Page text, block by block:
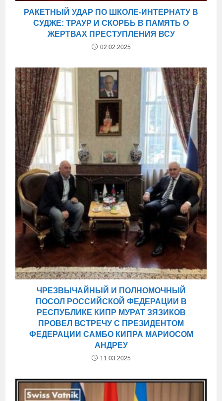
РАКЕТНЫЙ УДАР ПО ШКОЛЕ-ИНТЕРНАТУ В
СУДЖЕ: ТРАУР И СКОРБЬ В ПАМЯТЬ О
ЖЕРТВАХ ПРЕСТУПЛЕНИЯ ВСУ
02.02.2025
ЧРЕЗВЫЧАЙНЫЙ И ПОЛНОМОЧНЫЙ
ПОСОЛ РОССИЙСКОЙ ФЕДЕРАЦИИ В
РЕСПУБЛИКЕ КИПР МУРАТ ЗЯЗИКОВ
ПРОВЕЛ ВСТРЕЧУ С ПРЕЗИДЕНТОМ
ФЕДЕРАЦИИ САМБО КИПРА МАРИОСОМ
АНДРЕУ
11.03.2025